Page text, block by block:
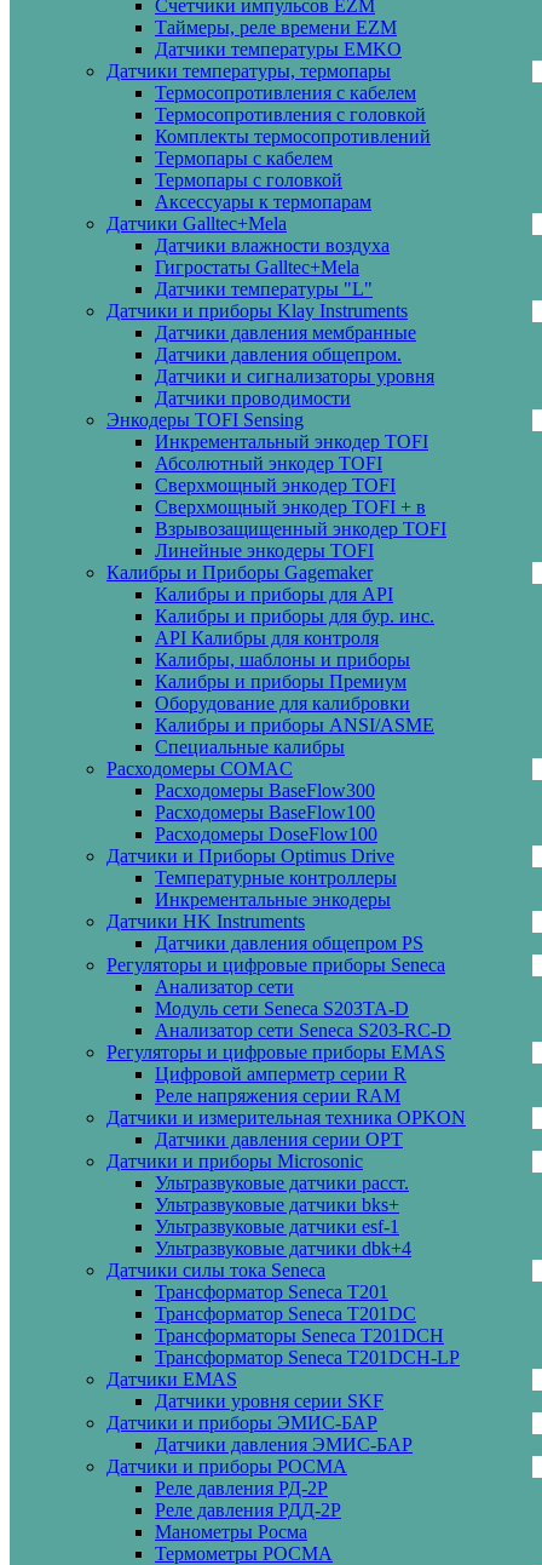
Счетчики импульсов EZM
Таймеры, реле времени EZM
Датчики температуры EMKO
Датчики температуры, термопары
Термосопротивления с кабелем
Термосопротивления с головкой
Комплекты термосопротивлений
Термопары с кабелем
Термопары с головкой
Аксессуары к термопарам
Датчики Galltec+Mela
Датчики влажности воздуха
Гигростаты Galltec+Mela
Датчики температуры "L"
Датчики и приборы Klay Instruments
Датчики давления мембранные
Датчики давления общепром.
Датчики и сигнализаторы уровня
Датчики проводимости
Энкодеры TOFI Sensing
Инкрементальный энкодер TOFI
Абсолютный энкодер TOFI
Сверхмощный энкодер TOFI
Сверхмощный энкодер TOFI + в
Взрывозащищенный энкодер TOFI
Линейные энкодеры TOFI
Калибры и Приборы Gagemaker
Калибры и приборы для API
Калибры и приборы для бур. инс.
API Калибры для контроля
Калибры, шаблоны и приборы
Калибры и приборы Премиум
Оборудование для калибровки
Калибры и приборы ANSI/ASME
Специальные калибры
Расходомеры COMAC
Расходомеры BaseFlow300
Расходомеры BaseFlow100
Расходомеры DoseFlow100
Датчики и Приборы Optimus Drive
Температурные контроллеры
Инкрементальные энкодеры
Датчики HK Instruments
Датчики давления общепром PS
Регуляторы и цифровые приборы Seneca
Анализатор сети
Модуль сети Seneca S203TA-D
Анализатор сети Seneca S203-RC-D
Регуляторы и цифровые приборы EMAS
Цифровой амперметр серии R
Реле напряжения серии RAM
Датчики и измерительная техника OPKON
Датчики давления серии OPT
Датчики и приборы Microsonic
Ультразвуковые датчики расст.
Ультразвуковые датчики bks+
Ультразвуковые датчики esf-1
Ультразвуковые датчики dbk+4
Датчики силы тока Seneca
Трансформатор Seneca T201
Трансформатор Seneca T201DC
Трансформаторы Seneca T201DCH
Трансформатор Seneca T201DCH-LP
Датчики EMAS
Датчики уровня серии SKF
Датчики и приборы ЭМИС-БАР
Датчики давления ЭМИС-БАР
Датчики и приборы РОСМА
Реле давления РД-2Р
Реле давления РДД-2Р
Манометры Росма
Термометры РОСМА